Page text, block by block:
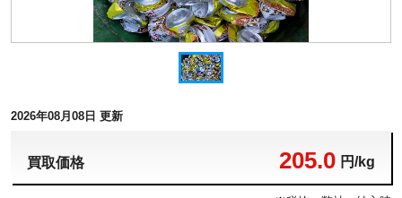
2026年08月08日 更新
買取価格 205.0 円/kg